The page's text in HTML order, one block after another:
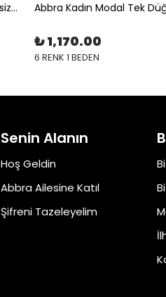
Abbra Kadın Yaka Taş Detaylı Modal Oversize Gömlek Abbra Kadın Modal Tek
₺ 1,170.00
6 RENK 1 BEDEN
Senin Alanın
Hoş Geldin
Abbra Ailesine Katıl
Şifreni Tazeleyelim